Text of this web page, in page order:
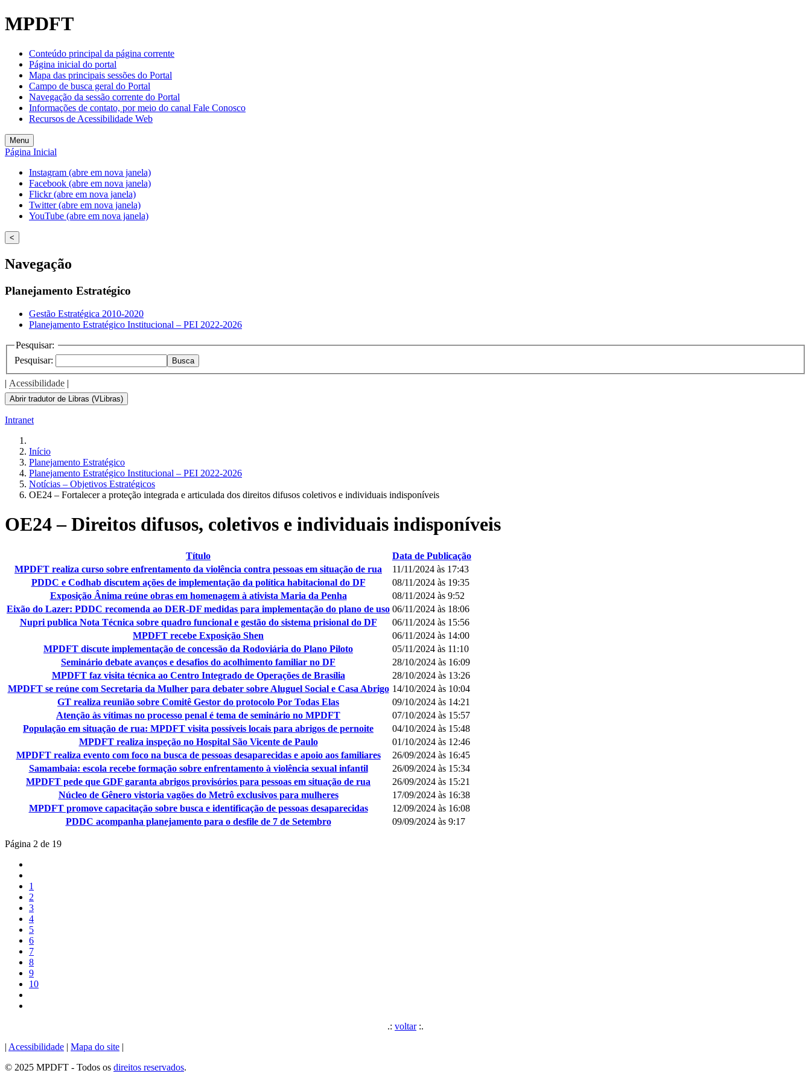
MPDFT
Conteúdo principal da página corrente
Página inicial do portal
Mapa das principais sessões do Portal
Campo de busca geral do Portal
Navegação da sessão corrente do Portal
Informações de contato, por meio do canal Fale Conosco
Recursos de Acessibilidade Web
Menu
Página Inicial
Instagram (abre em nova janela)
Facebook (abre em nova janela)
Flickr (abre em nova janela)
Twitter (abre em nova janela)
YouTube (abre em nova janela)
<
Navegação
Planejamento Estratégico
Gestão Estratégica 2010-2020
Planejamento Estratégico Institucional – PEI 2022-2026
Pesquisar:
Pesquisar:
Busca
| Acessibilidade |
Abrir tradutor de Libras (VLibras)
Intranet
Início
Planejamento Estratégico
Planejamento Estratégico Institucional – PEI 2022-2026
Notícias – Objetivos Estratégicos
OE24 – Fortalecer a proteção integrada e articulada dos direitos difusos coletivos e individuais indisponíveis
OE24 – Direitos difusos, coletivos e individuais indisponíveis
Título
Data de Publicação
MPDFT realiza curso sobre enfrentamento da violência contra pessoas em situação de rua
11/11/2024 às 17:43
PDDC e Codhab discutem ações de implementação da política habitacional do DF
08/11/2024 às 19:35
Exposição Ânima reúne obras em homenagem à ativista Maria da Penha
08/11/2024 às 9:52
Eixão do Lazer: PDDC recomenda ao DER-DF medidas para implementação do plano de uso 06/11/2024 às 18:06
Nupri publica Nota Técnica sobre quadro funcional e gestão do sistema prisional do DF
06/11/2024 às 15:56
MPDFT recebe Exposição Shen
06/11/2024 às 14:00
MPDFT discute implementação de concessão da Rodoviária do Plano Piloto
05/11/2024 às 11:10
Seminário debate avanços e desafios do acolhimento familiar no DF
28/10/2024 às 16:09
MPDFT faz visita técnica ao Centro Integrado de Operações de Brasília
28/10/2024 às 13:26
MPDFT se reúne com Secretaria da Mulher para debater sobre Aluguel Social e Casa Abrigo 14/10/2024 às 10:04
GT realiza reunião sobre Comitê Gestor do protocolo Por Todas Elas
09/10/2024 às 14:21
Atenção às vítimas no processo penal é tema de seminário no MPDFT
07/10/2024 às 15:57
População em situação de rua: MPDFT visita possíveis locais para abrigos de pernoite
04/10/2024 às 15:48
MPDFT realiza inspeção no Hospital São Vicente de Paulo
01/10/2024 às 12:46
MPDFT realiza evento com foco na busca de pessoas desaparecidas e apoio aos familiares
26/09/2024 às 16:45
Samambaia: escola recebe formação sobre enfrentamento à violência sexual infantil
26/09/2024 às 15:34
MPDFT pede que GDF garanta abrigos provisórios para pessoas em situação de rua
26/09/2024 às 15:21
Núcleo de Gênero vistoria vagões do Metrô exclusivos para mulheres
17/09/2024 às 16:38
MPDFT promove capacitação sobre busca e identificação de pessoas desaparecidas
12/09/2024 às 16:08
PDDC acompanha planejamento para o desfile de 7 de Setembro
09/09/2024 às 9:17
Página 2 de 19
1
2
3
4
5
6
7
8
9
10
.: voltar:.
| Acessibilidade | Mapa do site |
© 2025 MPDFT - Todos os direitos reservados.